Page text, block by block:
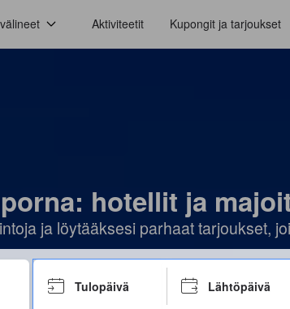
Aktiviteetit Kupongit ja tarjoukset
hotellit ja
ja löytääksesi parhaat tarjoukset,
Tulopäivä Lähtöpäivä